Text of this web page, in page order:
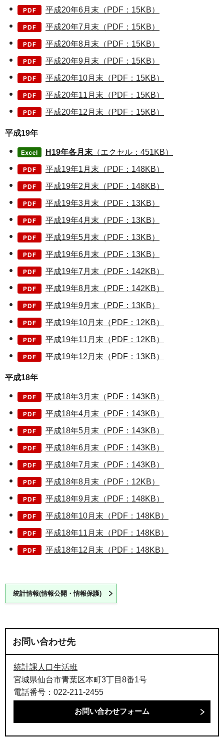
平成20年6月末（PDF：15KB）
平成20年7月末（PDF：15KB）
平成20年8月末（PDF：15KB）
平成20年9月末（PDF：15KB）
平成20年10月末（PDF：15KB）
平成20年11月末（PDF：15KB）
平成20年12月末（PDF：15KB）
平成19年
H19年各月末 （エクセル：451KB）
平成19年1月末（PDF：148KB）
平成19年2月末（PDF：148KB）
平成19年3月末（PDF：13KB）
平成19年4月末（PDF：13KB）
平成19年5月末（PDF：13KB）
平成19年6月末（PDF：13KB）
平成19年7月末（PDF：142KB）
平成19年8月末（PDF：142KB）
平成19年9月末（PDF：13KB）
平成19年10月末（PDF：12KB）
平成19年11月末（PDF：12KB）
平成19年12月末（PDF：13KB）
平成18年
平成18年3月末（PDF：143KB）
平成18年4月末（PDF：143KB）
平成18年5月末（PDF：143KB）
平成18年6月末（PDF：143KB）
平成18年7月末（PDF：143KB）
平成18年8月末（PDF：12KB）
平成18年9月末（PDF：148KB）
平成18年10月末（PDF：148KB）
平成18年11月末（PDF：148KB）
平成18年12月末（PDF：148KB）
統計情報(情報公開・情報保護)
お問い合わせ先
統計課人口生活班
宮城県仙台市青葉区本町3丁目8番1号
電話番号：022-211-2455